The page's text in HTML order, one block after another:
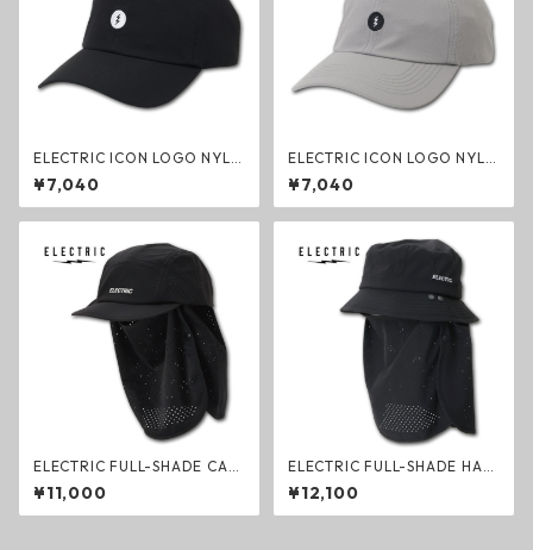
ELECTRIC ICON LOGO NYLO
N CAP BLACK ナイロンキャッ
プ ブラック 帽子 撥水 エレク
トリック グッズ
¥7,040
ELECTRIC ICON LOGO NYLO
N CAP LIGHT GREY ナイロン
キャップ ライトグレー 帽子 撥
水 エレクトリック グッズ
¥7,040
ELECTRIC FULL-SHADE CAP
BLACK フルシェードキャップ
ブラック エレクトリック シェ
イド 帽子
¥11,000
ELECTRIC FULL-SHADE HAT
BLACK フルシェードハット ブ
ラック エレクトリック シェイ
ド 帽子
¥12,100